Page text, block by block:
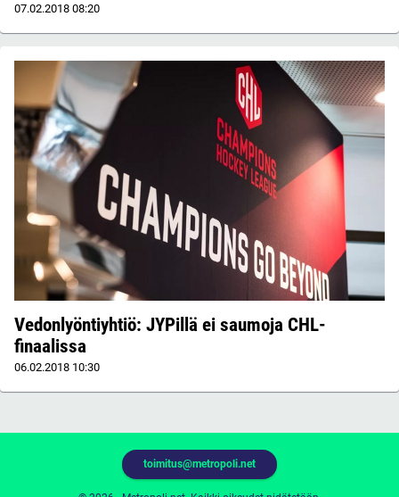
07.02.2018 08:20
Vedonlyöntiyhtiö: JYPillä ei saumoja CHL-
finaalissa
06.02.2018 10:30
toimitus@metropoli.net